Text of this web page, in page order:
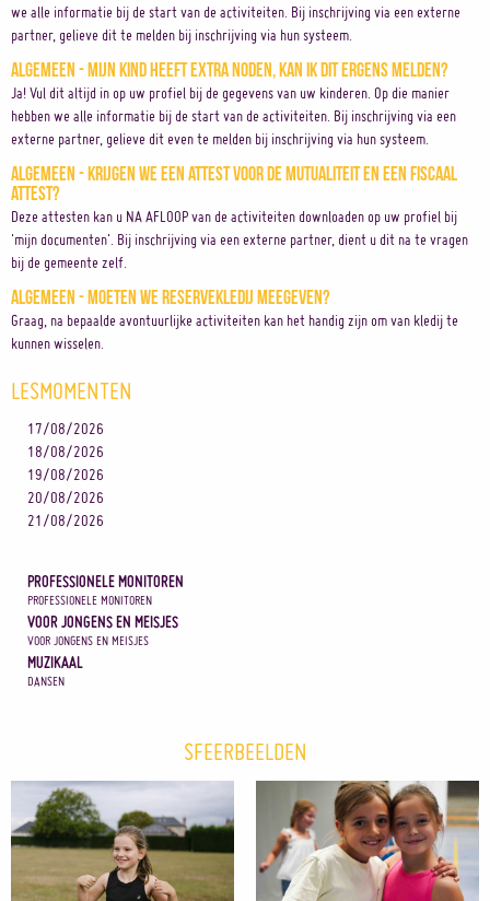
we alle informatie bij de start van de activiteiten. Bij inschrijving via een externe
partner, gelieve dit te melden bij inschrijving via hun systeem.
Algemeen - Mijn kind heeft extra noden, kan ik dit ergens melden?
Ja! Vul dit altijd in op uw profiel bij de gegevens van uw kinderen. Op die manier
hebben we alle informatie bij de start van de activiteiten. Bij inschrijving via een
externe partner, gelieve dit even te melden bij inschrijving via hun systeem.
Algemeen - Krijgen we een attest voor de mutualiteit en een fiscaal
attest?
Deze attesten kan u NA AFLOOP van de activiteiten downloaden op uw profiel bij
'mijn documenten'. Bij inschrijving via een externe partner, dient u dit na te vragen
bij de gemeente zelf.
Algemeen - Moeten we reservekledij meegeven?
Graag, na bepaalde avontuurlijke activiteiten kan het handig zijn om van kledij te
kunnen wisselen.
LESMOMENTEN
17/08/2026
18/08/2026
19/08/2026
20/08/2026
21/08/2026
PROFESSIONELE MONITOREN
PROFESSIONELE MONITOREN
VOOR JONGENS EN MEISJES
VOOR JONGENS EN MEISJES
MUZIKAAL
DANSEN
SFEERBEELDEN